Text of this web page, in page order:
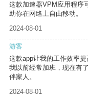
这款加速器VPM应用程序
助你在网络上自由移动。
2024-08-01
游客
这款app让我的工作效率
我以前经常加班，现在有
伴家人。
2024-08-01